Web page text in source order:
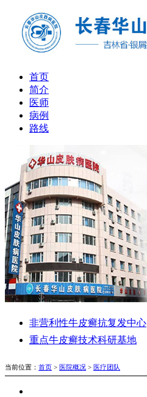
首页
简介
医师
病例
路线
非营利性牛皮癣抗复发中心
重点牛皮癣技术科研基地
当前位置： 首页 > 医院概况 > 医疗团队